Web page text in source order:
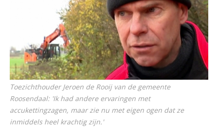
Toezichthouder Jeroen de Rooij van de gemeente
Roosendaal: 'Ik had andere ervaringen met
accukettingzagen, maar zie nu met eigen ogen dat ze
inmiddels heel krachtig zijn.'